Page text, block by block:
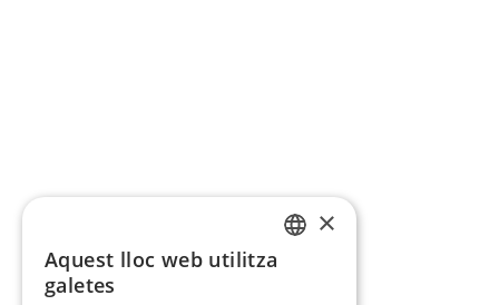
×
Aquest lloc web utilitza
galetes